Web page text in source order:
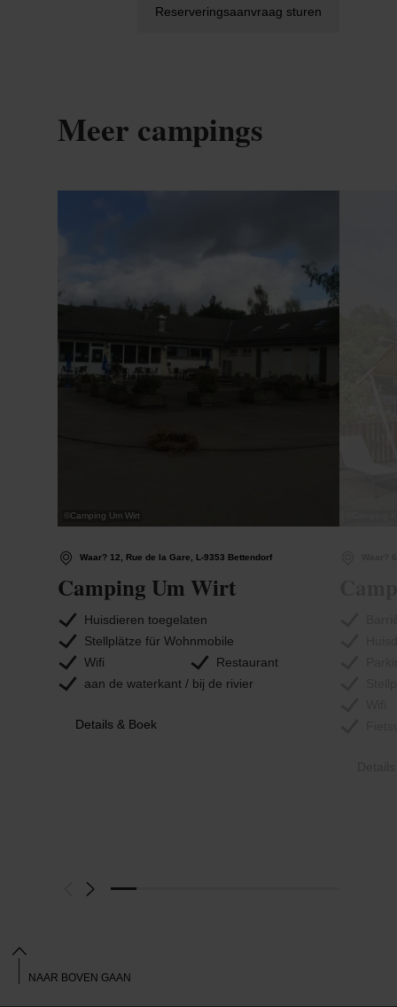
Reserveringsaanvraag sturen
Meer campings
©Camping Um Wirt
Waar? 12, Rue de la Gare, L-9353 Bettendorf
Camping Um Wirt
Huisdieren toegelaten
Stellplätze für Wohnmobile
Wifi
Restaurant
aan de waterkant / bij de rivier
Details & Boek
NAAR BOVEN GAAN